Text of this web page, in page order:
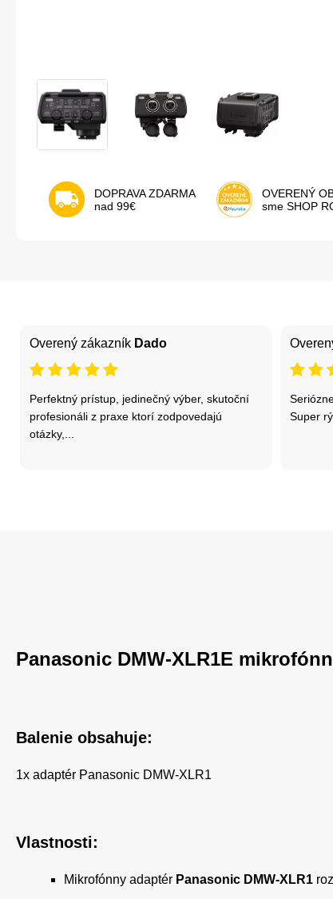
DOPRAVA ZDARMA
nad 99€
OVERENÝ
sme SHOP
Overený zákazník Dado
Perfektný prístup, jedinečný výber, skutoční
profesionáli z praxe ktorí zodpovedajú
otázky,...
Super
Panasonic DMW-XLR1E
Balenie obsahuje:
1x adaptér Panasonic DMW-XLR1
Vlastnosti:
Mikrofónny adaptér Panasonic DMW-XLR1